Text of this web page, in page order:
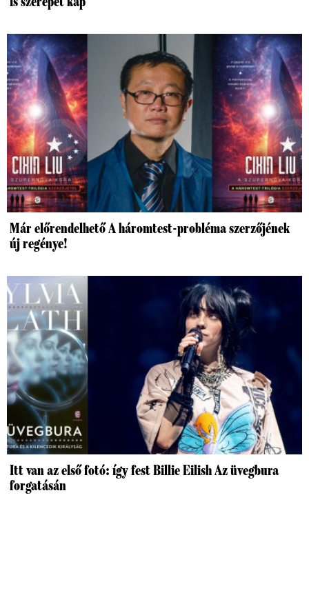
Már előrendelhető A háromtest-probléma szerzőjének
új regénye!
Itt van az első fotó: így fest Billie Eilish Az üvegbura
forgatásán